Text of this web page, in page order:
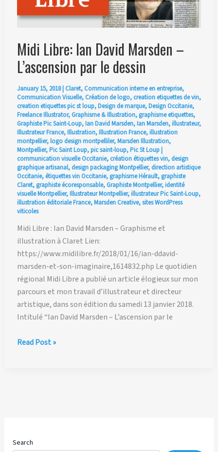
Midi Libre: Ian David Marsden –
L’ascension par le dessin
January 15, 2018| Claret, Communication interne en entreprise,
Communication Visuelle, Création de logo, creation etiquettes de vin,
creation etiquettes pic st loup,Design de marque,Design Occitanie,
Freelance Illustrator, Graphisme & Illustration, graphisme etiquettes,
Graphiste Pic Saint-Loup,Ian David Marsden,Ian Marsden,illustrateur,
Illustrateur France,Illustration,Illustration France,illustration
montpellier,logo design montpelliler,Marsden Illustration,
Montpellier,Pic Saint Loup,pic saint-loup,Pic St Loup|
communication visuelle Occitanie, création étiquettes vin, design
graphique artisanal, design packaging Montpellier, direction artistique
Occitanie, étiquettes vin Occitanie, graphisme Hérault, graphiste
Claret, graphiste écoresponsable, Graphiste Montpellier,identité
visuelle Montpellier,Illustrateur Montpellier,illustrateur Pic Saint-Loup,
illustration éditoriale France,Marsden Creative,sites WordPress
viticoles
Midi Libre : Ian David Marsden – Graphisme et
illustration à Claret Lien:
https://www.midilibre.fr/2018/01/16/ian-ddavid-
marsden-et-son-imaginaire,1614832.php Le quotidien
régional Midi Libre a publié un article élogieux sur mon
parcours et mon travail d’illustrateur et directeur
artistique, dans son édition du samedi 13 janvier 2018.
Intitulé “Ian David Marsden – L’ascension par le
Midi
le
Read Post »
Search